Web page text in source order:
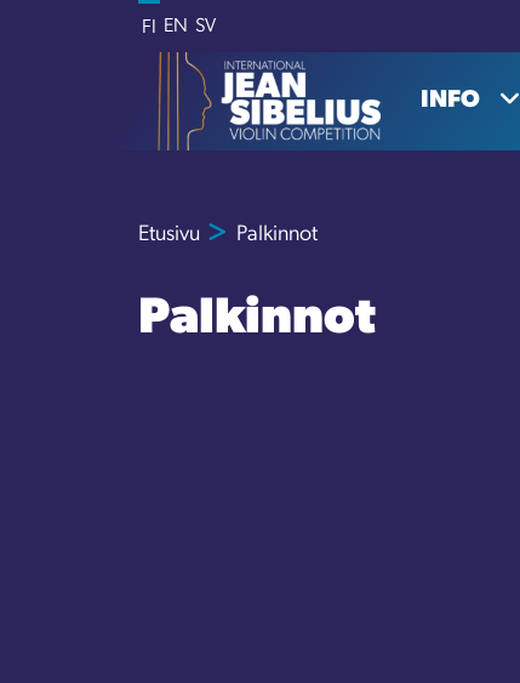
FI EN SV
INFO
Etusivu Palkinnot
Palkinnot